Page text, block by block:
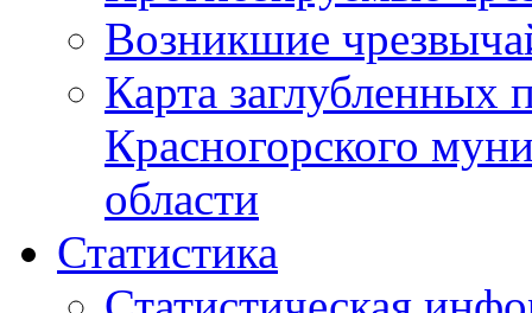
Возникшие
Карта
Красногорского
области
Статистика